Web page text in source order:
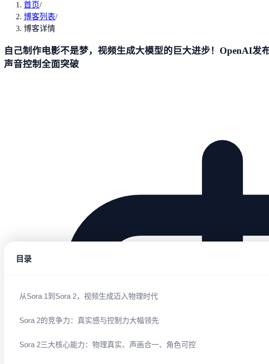
目录
从Sora 1到Sora 2，视频生成迈入物理时代
Sora 2的竞争力：真实感与控制力大幅领先
Sora 2三大核心能力：物理真实、声画合一、角色可控
首页/
博客列表/
博客详情
自己制作电影不是梦，视频生成大模型的巨大进步！OpenAI
声音控制全面突破